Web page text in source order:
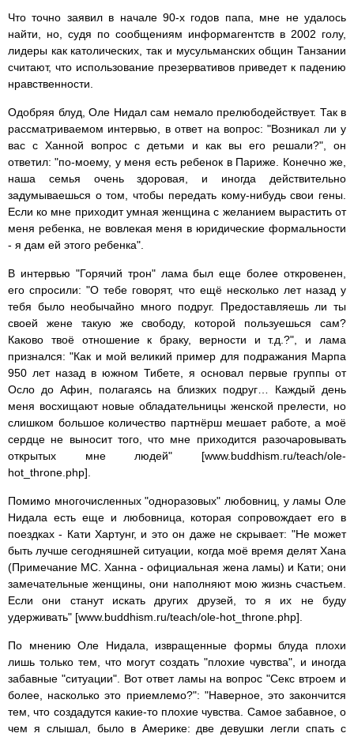
Что точно заявил в начале 90-х годов папа, мне не удалось
найти, но, судя по сообщениям информагентств в 2002 голу,
лидеры как католических, так и мусульманских общин Танзании
считают, что использование презервативов приведет к падению
нравственности.
Одобряя блуд, Оле Нидал сам немало прелюбодействует. Так в
рассматриваемом интервью, в ответ на вопрос: "Возникал ли у
вас с Ханной вопрос с детьми и как вы его решали?", он
ответил: "по-моему, у меня есть ребенок в Париже. Конечно же,
наша семья очень здоровая, и иногда действительно
задумываешься о том, чтобы передать кому-нибудь свои гены.
Если ко мне приходит умная женщина с желанием вырастить от
меня ребенка, не вовлекая меня в юридические формальности
- я дам ей этого ребенка".
В интервью "Горячий трон" лама был еще более откровенен,
его спросили: "О тебе говорят, что ещё несколько лет назад у
тебя было необычайно много подруг. Предоставляешь ли ты
своей жене такую же свободу, которой пользуешься сам?
Каково твоё отношение к браку, верности и т.д.?", и лама
признался: "Как и мой великий пример для подражания Марпа
950 лет назад в южном Тибете, я основал первые группы от
Осло до Афин, полагаясь на близких подруг… Каждый день
меня восхищают новые обладательницы женской прелести, но
слишком большое количество партнёрш мешает работе, а моё
сердце не выносит того, что мне приходится разочаровывать
открытых мне людей" [www.buddhism.ru/teach/ole-
hot_throne.php].
Помимо многочисленных "одноразовых" любовниц, у ламы Оле
Нидала есть еще и любовница, которая сопровождает его в
поездках - Кати Хартунг, и это он даже не скрывает: "Не может
быть лучше сегодняшней ситуации, когда моё время делят Хана
(Примечание МС. Ханна - официальная жена ламы) и Кати; они
замечательные женщины, они наполняют мою жизнь счастьем.
Если они станут искать других друзей, то я их не буду
удерживать" [www.buddhism.ru/teach/ole-hot_throne.php].
По мнению Оле Нидала, извращенные формы блуда плохи
лишь только тем, что могут создать "плохие чувства", и иногда
забавные "ситуации". Вот ответ ламы на вопрос "Секс втроем и
более, насколько это приемлемо?": "Наверное, это закончится
тем, что создадутся какие-то плохие чувства. Самое забавное, о
чем я слышал, было в Америке: две девушки легли спать с